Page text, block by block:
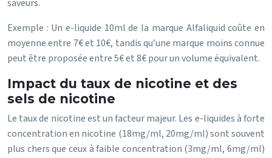
saveurs.
Exemple : Un e-liquide 10ml de la marque Alfaliquid coûte en
moyenne entre 7€ et 10€, tandis qu’une marque moins connue
peut être proposée entre 5€ et 8€ pour un volume équivalent.
Impact du taux de nicotine et des
sels de nicotine
Le taux de nicotine est un facteur majeur. Les e-liquides à forte
concentration en nicotine (18mg/ml, 20mg/ml) sont souvent
plus chers que ceux à faible concentration (3mg/ml, 6mg/ml)